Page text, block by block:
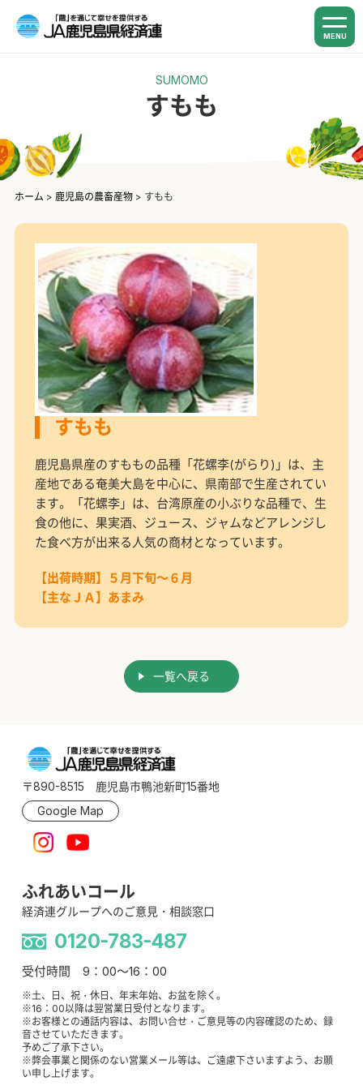
MENU
SUMOMO
すもも
ホーム > 鹿児島の農畜産物> すもも
すもも
鹿児島県産のすももの品種「花螺李(がらり)」は、主
産地である奄美大島を中心に、県南部で生産されてい
ます。「花螺李」は、台湾原産の小ぶりな品種で、生
食の他に、果実酒、ジュース、ジャムなどアレンジし
た食べ方が出来る人気の商材となっています。
【出荷時期】５月下旬～６月
【主なＪＡ】あまみ
一覧へ戻る
〒890-8515 鹿児島市鴨池新町15番地
Google Map
ふれあいコール
経済連グループへのご意見・相談窓口
0120-783-487
受付時間 9：00～16：00
※土、日、祝・休日、年末年始、お盆を除く。
※16：00以降は翌営業日受付となります。
※お客様との通話内容は、お問い合せ・ご意見等の内容確認のため、録
音させていただきます。
予めご了承下さい。
※弊会事業と関係のない営業メール等は、ご遠慮下さいますよう、お願
い申し上げます。